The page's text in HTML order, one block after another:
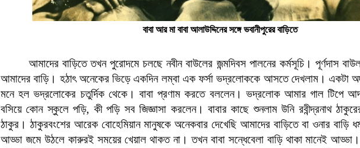
বাবা আর মা বাবা আলাউদ্দিনের সঙ্গে ভবানীপুরের বাড়িতে
আমাদের বাড়িতে তখন পুরোদমে চলছে নবীন বাউলের জন্মদিবস পালনের কর্মসূচি। পূর্ণদাস
আমাদের বাড়ি। হঠাৎ অনেকের ভিড়ে একদিন লম্বা এক ফর্সা ভদ্রলোককে আসতে দেখলাম। একটা
মনে হল ভদ্রলোকের চতুর্দিক থেকে। বাবা প্রণাম করতে বললেন। ভদ্রলোক আমার গাল টিপে
বসিয়ে কোন স্কুলে পড়ি, কী পড়ি সব জিজ্ঞাসা করলেন। বাবার কাছে শুনলাম উনি রবীন্দ্রনাথ
ঠাকুর। ঠাকুরবংশের আরেক বোহেমিয়ান মানুষকে অনেকবার দেখেছি আমাদের বাড়িতে বা ওনার বাড়ি
আড্ডা জমে উঠলে কারুরই সময়ের খেয়াল থাকত না। তখন বাবা সন্ধেবেলা বাড়ি থাকা মানেই